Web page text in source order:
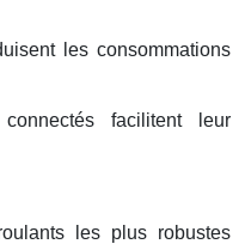
les consommations
facilitent leur
les plus robustes